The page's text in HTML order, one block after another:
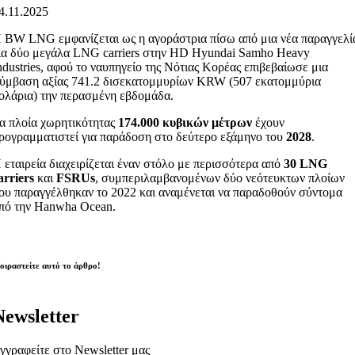
LNG εμφανίζεται ως η αγοράστρια πίσω από μια νέα
δύο μεγάλα LNG carriers στην HD Hyundai Samho Heavy
αφού το ναυπηγείο της Νότιας Κορέας επιβεβαίωσε μια
αξίας 741.2 δισεκατομμυρίων KRW (507 εκατομμύρια
την περασμένη εβδομάδα.
πλοία χωρητικότητας 174.000 κυβικών μέτρων έχουν
για παράδοση στο δεύτερο εξάμηνο του 2028.
διαχειρίζεται έναν στόλο με περισσότερα από 30 LNG
καιFSRUs, συμπεριλαμβανομένων δύο νεότευκτων πλοίων
παραγγέλθηκαν το 2022 και αναμένεται να παραδοθούν σύντομα
την Hanwha Ocean.
αυτό το άρθρο!
στο Newsletter μας